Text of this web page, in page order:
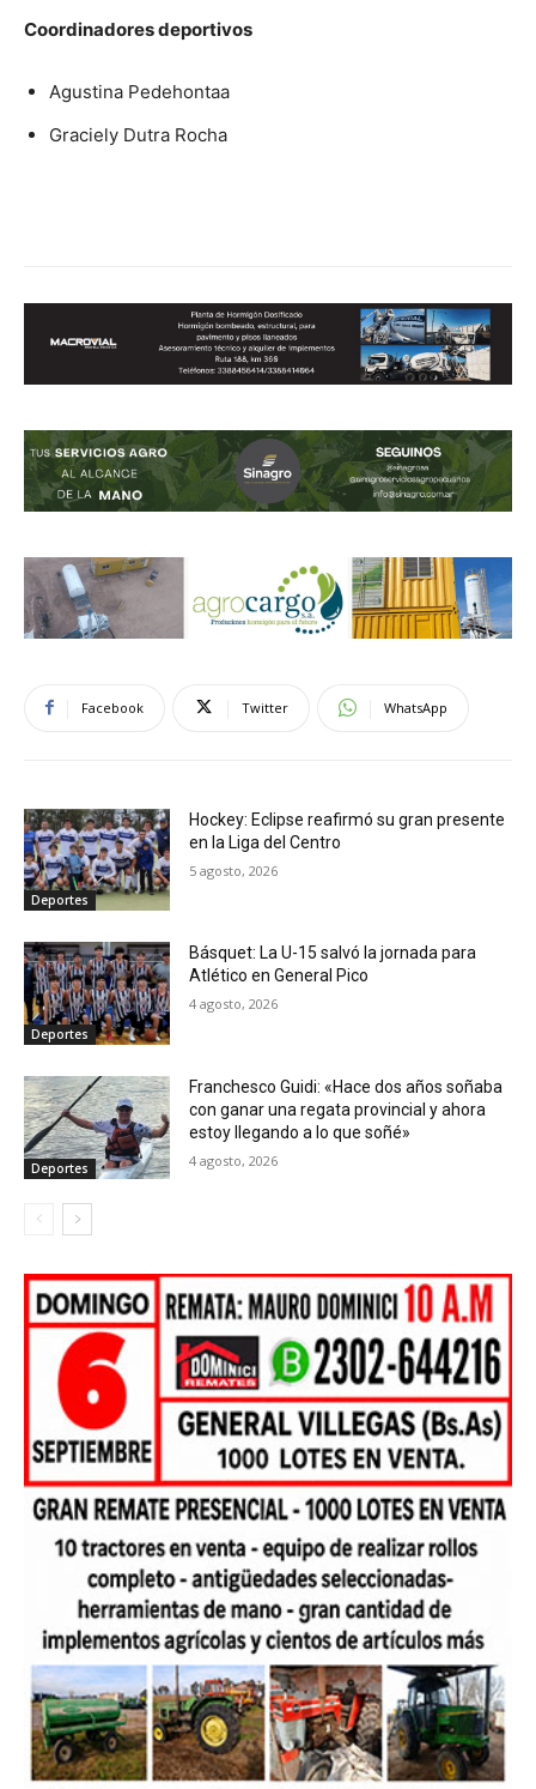
Coordinadores deportivos
Agustina Pedehontaa
Graciely Dutra Rocha
Facebook Twitter WhatsApp
Deportes
Hockey: Eclipse reafirmó su gran presente
en la Liga del Centro
5 agosto, 2026
Deportes
Básquet: La U-15 salvó la jornada para
Atlético en General Pico
4 agosto, 2026
Deportes
Franchesco Guidi: «Hace dos años soñaba
con ganar una regata provincial y ahora
estoy llegando a lo que soñé»
4 agosto, 2026